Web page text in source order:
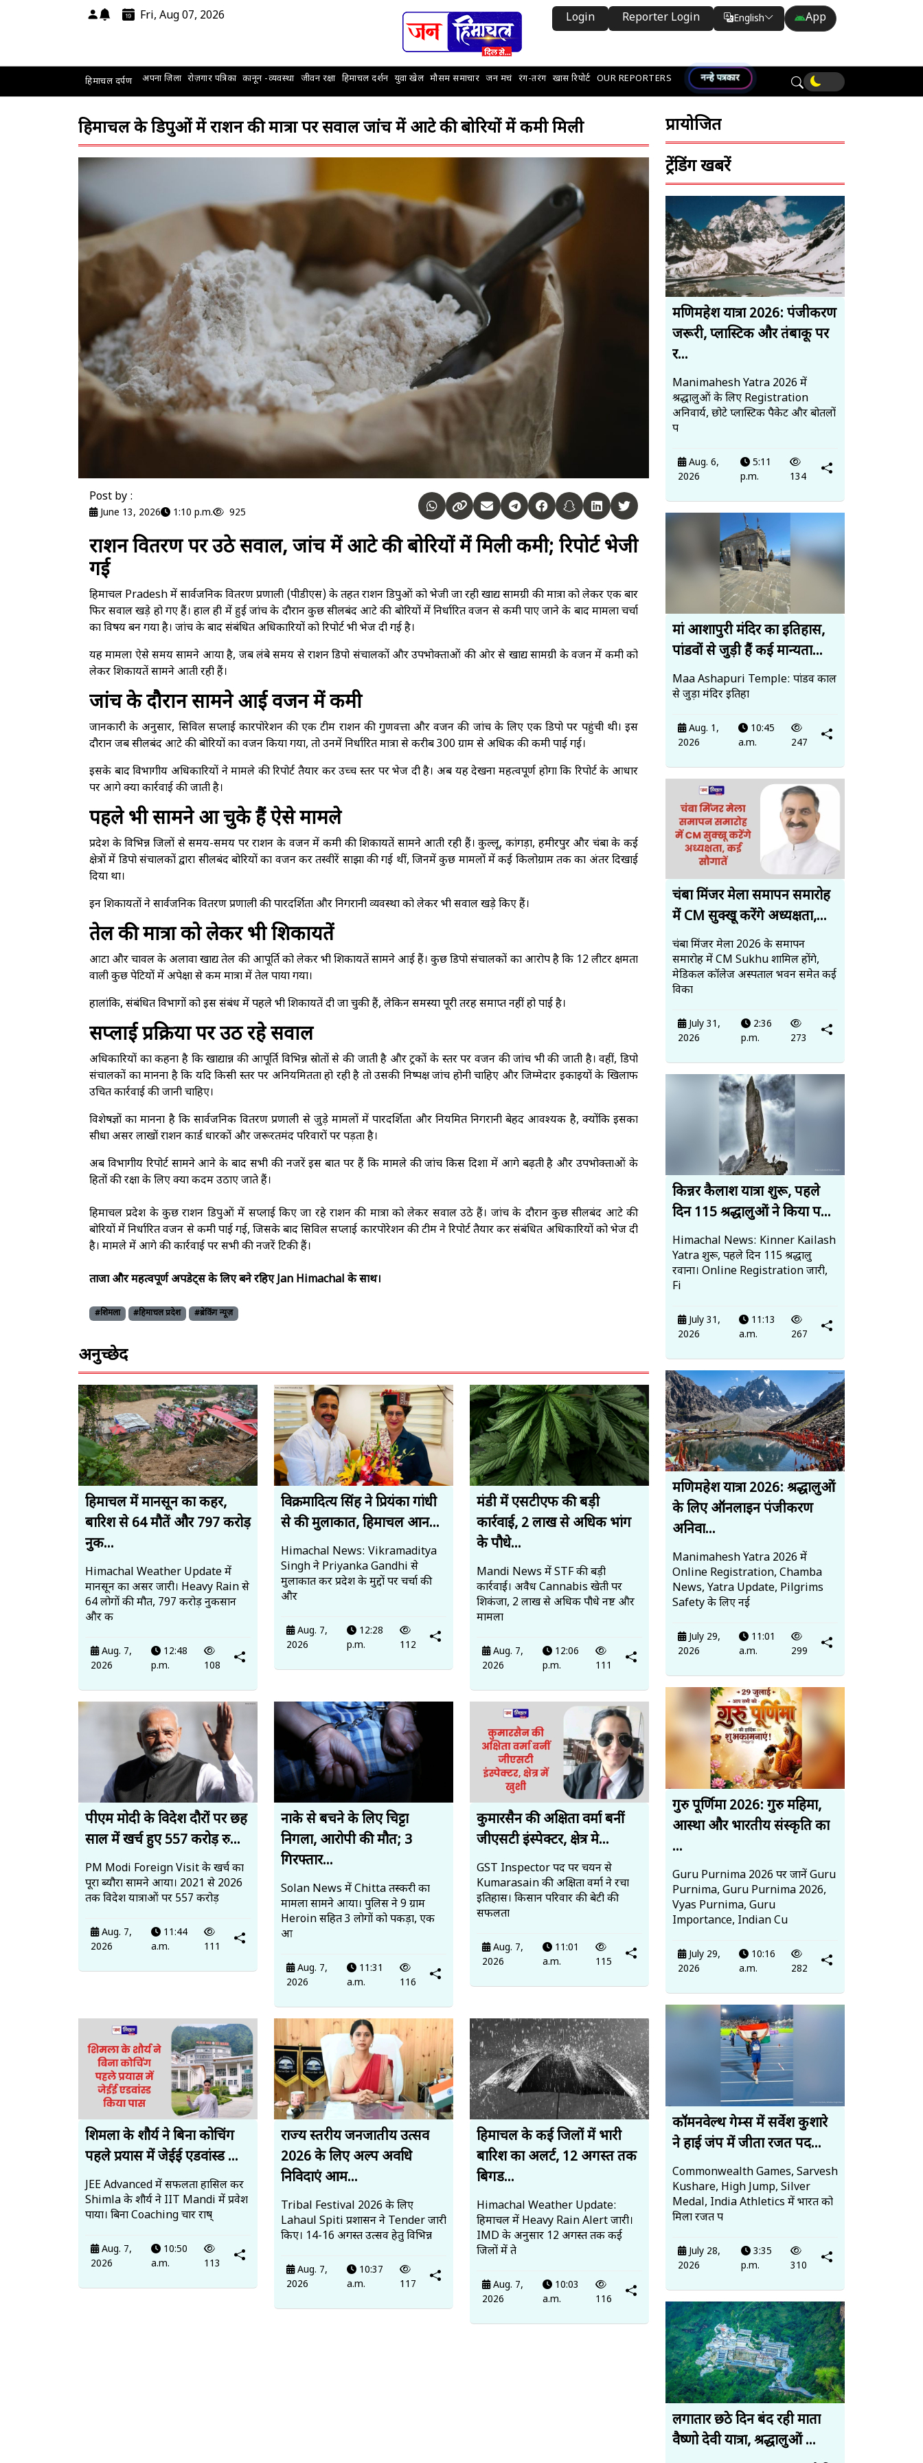
Fri, Aug 07, 2026 Login Reporter Login English
Translate
App
हिमाचल दर्पण अपना ज़िला रोज़गार पत्रिका कानून -व्यवस्था जीवन रक्षा हिमाचल दर्शन युवा खेल मौसम समाचार जन मचं रंग-तरंग खास रिपोर्ट OUR REPORTERS नन्हे पत्रकार
हिमाचल के डिपुओं में राशन की मात्रा पर सवाल जांच में आटे की बोरियों में कमी मिली
Post by :
June 13, 2026 1:10 p.m. 925
राशन वितरण पर उठे सवाल, जांच में आटे की बोरियों में मिली कमी; रिपोर्ट भेजी
गई
हिमाचल Pradesh में सार्वजनिक वितरण प्रणाली (पीडीएस) के तहत राशन डिपुओं को भेजी जा रही खाद्य सामग्री की मात्रा को लेकर एक बार
फिर सवाल खड़े हो गए हैं। हाल ही में हुई जांच के दौरान कुछ सीलबंद आटे की बोरियों में निर्धारित वजन से कमी पाए जाने के बाद मामला चर्चा
का विषय बन गया है। जांच के बाद संबंधित अधिकारियों को रिपोर्ट भी भेज दी गई है।
यह मामला ऐसे समय सामने आया है, जब लंबे समय से राशन डिपो संचालकों और उपभोक्ताओं की ओर से खाद्य सामग्री के वजन में कमी को
लेकर शिकायतें सामने आती रही हैं।
जांच के दौरान सामने आई वजन में कमी
जानकारी के अनुसार, सिविल सप्लाई कारपोरेशन की एक टीम राशन की गुणवत्ता और वजन की जांच के लिए एक डिपो पर पहुंची थी। इस
दौरान जब सीलबंद आटे की बोरियों का वजन किया गया, तो उनमें निर्धारित मात्रा से करीब 300 ग्राम से अधिक की कमी पाई गई।
इसके बाद विभागीय अधिकारियों ने मामले की रिपोर्ट तैयार कर उच्च स्तर पर भेज दी है। अब यह देखना महत्वपूर्ण होगा कि रिपोर्ट के आधार
पर आगे क्या कार्रवाई की जाती है।
पहले भी सामने आ चुके हैं ऐसे मामले
प्रदेश के विभिन्न जिलों से समय-समय पर राशन के वजन में कमी की शिकायतें सामने आती रही हैं। कुल्लू, कांगड़ा, हमीरपुर और चंबा के कई
क्षेत्रों में डिपो संचालकों द्वारा सीलबंद बोरियों का वजन कर तस्वीरें साझा की गई थीं, जिनमें कुछ मामलों में कई किलोग्राम तक का अंतर दिखाई
दिया था।
इन शिकायतों ने सार्वजनिक वितरण प्रणाली की पारदर्शिता और निगरानी व्यवस्था को लेकर भी सवाल खड़े किए हैं।
तेल की मात्रा को लेकर भी शिकायतें
आटा और चावल के अलावा खाद्य तेल की आपूर्ति को लेकर भी शिकायतें सामने आई हैं। कुछ डिपो संचालकों का आरोप है कि 12 लीटर क्षमता
वाली कुछ पेटियों में अपेक्षा से कम मात्रा में तेल पाया गया।
हालांकि, संबंधित विभागों को इस संबंध में पहले भी शिकायतें दी जा चुकी हैं, लेकिन समस्या पूरी तरह समाप्त नहीं हो पाई है।
सप्लाई प्रक्रिया पर उठ रहे सवाल
अधिकारियों का कहना है कि खाद्यान्न की आपूर्ति विभिन्न स्रोतों से की जाती है और ट्रकों के स्तर पर वजन की जांच भी की जाती है। वहीं, डिपो
संचालकों का मानना है कि यदि किसी स्तर पर अनियमितता हो रही है तो उसकी निष्पक्ष जांच होनी चाहिए और जिम्मेदार इकाइयों के खिलाफ
उचित कार्रवाई की जानी चाहिए।
विशेषज्ञों का मानना है कि सार्वजनिक वितरण प्रणाली से जुड़े मामलों में पारदर्शिता और नियमित निगरानी बेहद आवश्यक है, क्योंकि इसका
सीधा असर लाखों राशन कार्ड धारकों और जरूरतमंद परिवारों पर पड़ता है।
अब विभागीय रिपोर्ट सामने आने के बाद सभी की नजरें इस बात पर हैं कि मामले की जांच किस दिशा में आगे बढ़ती है और उपभोक्ताओं के
हितों की रक्षा के लिए क्या कदम उठाए जाते हैं।
हिमाचल प्रदेश के कुछ राशन डिपुओं में सप्लाई किए जा रहे राशन की मात्रा को लेकर सवाल उठे हैं। जांच के दौरान कुछ सीलबंद आटे की
बोरियों में निर्धारित वजन से कमी पाई गई, जिसके बाद सिविल सप्लाई कारपोरेशन की टीम ने रिपोर्ट तैयार कर संबंधित अधिकारियों को भेज दी
है। मामले में आगे की कार्रवाई पर सभी की नजरें टिकी हैं।
ताजा और महत्वपूर्ण अपडेट्स के लिए बने रहिए Jan Himachal के साथ।
#शिमला #हिमाचल प्रदेश #ब्रेकिंग न्यूज़
अनुच्छेद
हिमाचल में मानसून का कहर,
बारिश से 64 मौतें और 797 करोड़
नुक...
Himachal Weather Update में
मानसून का असर जारी। Heavy Rain से
64 लोगों की मौत, 797 करोड़ नुकसान
और क
Aug. 7,
2026
12:48
p.m.
108
विक्रमादित्य सिंह ने प्रियंका गांधी
से की मुलाकात, हिमाचल आन...
Himachal News: Vikramaditya
Singh ने Priyanka Gandhi से
मुलाकात कर प्रदेश के मुद्दों पर चर्चा की
और
Aug. 7,
2026
12:28
p.m.
112
मंडी में एसटीएफ की बड़ी
कार्रवाई, 2 लाख से अधिक भांग
के पौधे...
Mandi News में STF की बड़ी
कार्रवाई। अवैध Cannabis खेती पर
शिकंजा, 2 लाख से अधिक पौधे नष्ट और
मामला
Aug. 7,
2026
12:06
p.m.
111
पीएम मोदी के विदेश दौरों पर छह
साल में खर्च हुए 557 करोड़ रु...
PM Modi Foreign Visit के खर्च का
पूरा ब्यौरा सामने आया। 2021 से 2026
तक विदेश यात्राओं पर 557 करोड़
Aug. 7,
2026
11:44
a.m.
111
नाके से बचने के लिए चिट्टा
निगला, आरोपी की मौत; 3
गिरफ्तार...
Solan News में Chitta तस्करी का
मामला सामने आया। पुलिस ने 9 ग्राम
Heroin सहित 3 लोगों को पकड़ा, एक
आ
Aug. 7,
2026
11:31
a.m.
116
कुमारसैन की अक्षिता वर्मा बनीं
जीएसटी इंस्पेक्टर, क्षेत्र मे...
GST Inspector पद पर चयन से
Kumarasain की अक्षिता वर्मा ने रचा
इतिहास। किसान परिवार की बेटी की
सफलता
Aug. 7,
2026
11:01
a.m.
115
शिमला के शौर्य ने बिना कोचिंग
पहले प्रयास में जेईई एडवांस्ड ...
JEE Advanced में सफलता हासिल कर
Shimla के शौर्य ने IIT Mandi में प्रवेश
पाया। बिना Coaching चार राष्
Aug. 7,
2026
10:50
a.m.
113
राज्य स्तरीय जनजातीय उत्सव
2026 के लिए अल्प अवधि
निविदाएं आम...
Tribal Festival 2026 के लिए
Lahaul Spiti प्रशासन ने Tender जारी
किए। 14-16 अगस्त उत्सव हेतु विभिन्न
Aug. 7,
2026
10:37
a.m.
117
हिमाचल के कई जिलों में भारी
बारिश का अलर्ट, 12 अगस्त तक
बिगड...
Himachal Weather Update:
हिमाचल में Heavy Rain Alert जारी।
IMD के अनुसार 12 अगस्त तक कई
जिलों में ते
Aug. 7,
2026
10:03
a.m.
116
प्रायोजित
ट्रेंडिंग खबरें
मणिमहेश यात्रा 2026: पंजीकरण
जरूरी, प्लास्टिक और तंबाकू पर
र...
Manimahesh Yatra 2026 में
श्रद्धालुओं के लिए Registration
अनिवार्य, छोटे प्लास्टिक पैकेट और बोतलों
प
Aug. 6,
2026
5:11
p.m.
134
मां आशापुरी मंदिर का इतिहास,
पांडवों से जुड़ी हैं कई मान्यता...
Maa Ashapuri Temple: पांडव काल
से जुड़ा मंदिर इतिहा
Aug. 1,
2026
10:45
a.m.
247
चंबा मिंजर मेला समापन समारोह
में CM सुक्खू करेंगे अध्यक्षता,...
चंबा मिंजर मेला 2026 के समापन
समारोह में CM Sukhu शामिल होंगे,
मेडिकल कॉलेज अस्पताल भवन समेत कई
विका
July 31,
2026
2:36
p.m.
273
किन्नर कैलाश यात्रा शुरू, पहले
दिन 115 श्रद्धालुओं ने किया प...
Himachal News: Kinner Kailash
Yatra शुरू, पहले दिन 115 श्रद्धालु
रवाना। Online Registration जारी,
Fi
July 31,
2026
11:13
a.m.
267
मणिमहेश यात्रा 2026: श्रद्धालुओं
के लिए ऑनलाइन पंजीकरण
अनिवा...
Manimahesh Yatra 2026 में
Online Registration, Chamba
News, Yatra Update, Pilgrims
Safety के लिए नई
July 29,
2026
11:01
a.m.
299
गुरु पूर्णिमा 2026: गुरु महिमा,
आस्था और भारतीय संस्कृति का
...
Guru Purnima 2026 पर जानें Guru
Purnima, Guru Purnima 2026,
Vyas Purnima, Guru
Importance, Indian Cu
July 29,
2026
10:16
a.m.
282
कॉमनवेल्थ गेम्स में सर्वेश कुशारे
ने हाई जंप में जीता रजत पद...
Commonwealth Games, Sarvesh
Kushare, High Jump, Silver
Medal, India Athletics में भारत को
मिला रजत प
July 28,
2026
3:35
p.m.
310
लगातार छठे दिन बंद रही माता
वैष्णो देवी यात्रा, श्रद्धालुओं ...